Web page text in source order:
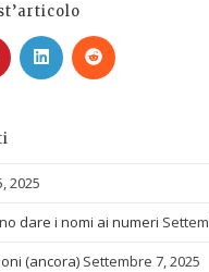
2025
dare i nomi ai numeri
(ancora) Settembre 7, 2025